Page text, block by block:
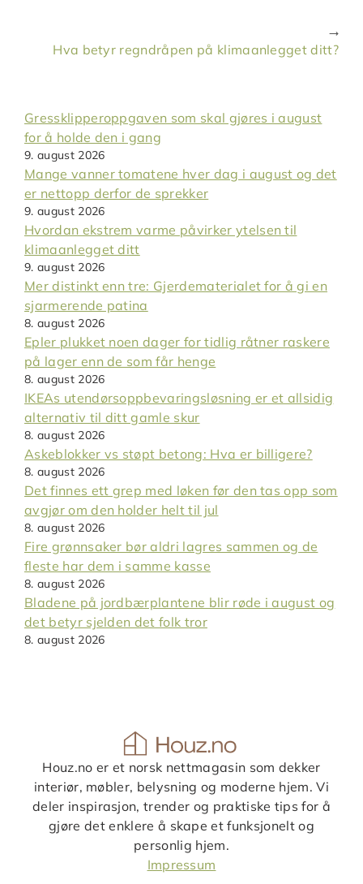
Hva betyr regndråpen på klimaanlegget ditt?
Gressklipperoppgaven som skal gjøres i august
for å holde den i gang
9. august 2026
Mange vanner tomatene hver dag i august og det
er nettopp derfor de sprekker
9. august 2026
Hvordan ekstrem varme påvirker ytelsen til
klimaanlegget ditt
9. august 2026
Mer distinkt enn tre: Gjerdematerialet for å gi en
sjarmerende patina
8. august 2026
Epler plukket noen dager for tidlig råtner raskere
på lager enn de som får henge
8. august 2026
IKEAs utendørsoppbevaringsløsning er et allsidig
alternativ til ditt gamle skur
8. august 2026
Askeblokker vs støpt betong: Hva er billigere?
8. august 2026
Det finnes ett grep med løken før den tas opp som
avgjør om den holder helt til jul
8. august 2026
Fire grønnsaker bør aldri lagres sammen og de
fleste har dem i samme kasse
8. august 2026
Bladene på jordbærplantene blir røde i august og
det betyr sjelden det folk tror
8. august 2026
Houz.no er et norsk nettmagasin som dekker
interiør, møbler, belysning og moderne hjem. Vi
deler inspirasjon, trender og praktiske tips for å
gjøre det enklere å skape et funksjonelt og
personlig hjem.
Impressum